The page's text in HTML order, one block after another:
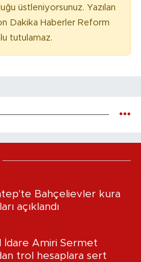
üstleniyorsunuz. Yazılan
Dakika Haberler Reform
tutulamaz.
Bahçelievler kura
açıklandı
İdare Amiri Sermet
trol hesaplara sert